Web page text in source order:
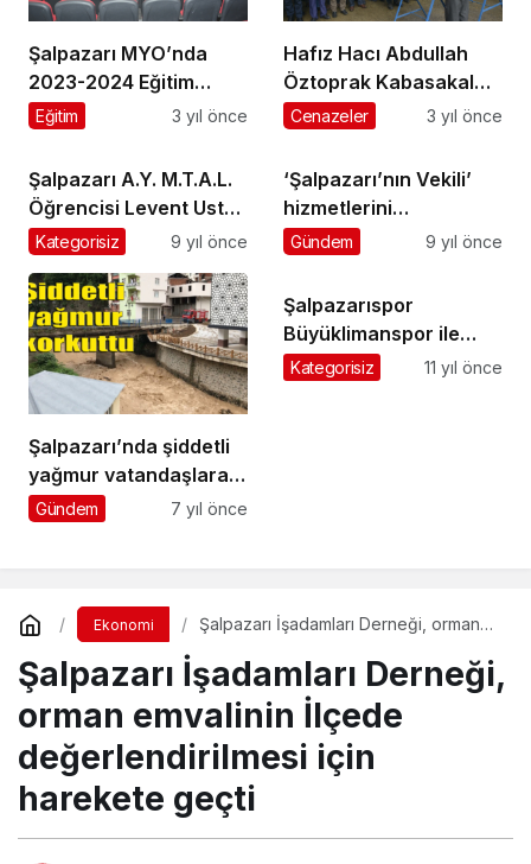
Şalpazarı MYO’nda
2023-2024 Eğitim
Öğretim Yılı tanışma
Eğitim 3 yıl önce
Hafız Hacı Abdullah
Öztoprak Kabasakal
Mahallesi’nde
Cenazeler 3 yıl önce
Şalpazarı A.Y. M.T.A.L.
Öğrencisi Levent Usta
karatede birinci oldu
Kategorisiz 9 yıl önce
‘Şalpazarı’nın Vekili’
hizmetlerini
sürdürüyor…
Gündem 9 yıl önce
Şalpazarı’nda şiddetli
yağmur vatandaşlara
korkulu anlar yaşattı
Gündem 7 yıl önce
Şalpazarıspor
Büyüklimanspor ile
berabere kaldı
Kategorisiz 11 yıl önce
Ekonomi
Şalpazarı İşadamları Derneği, orman
harekete geçti
Şalpazarı İşadamları Derneği,
orman emvalinin İlçede
değerlendirilmesi için
harekete geçti